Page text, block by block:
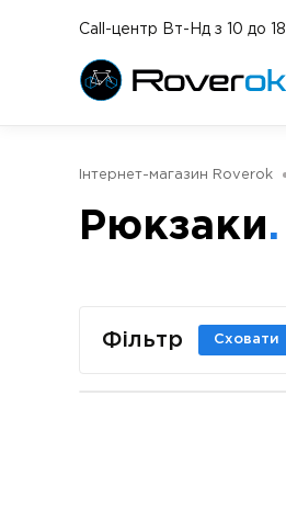
Call-центр Вт-Нд з 10 до 18
Інтернет-магазин Roverok
Рюкзаки
Фільтр Сховати